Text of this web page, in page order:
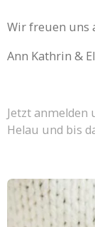
Wir freuen uns
Ann Kathrin &
Jetzt
Helau und bis